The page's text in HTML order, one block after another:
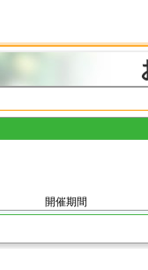
開催期間